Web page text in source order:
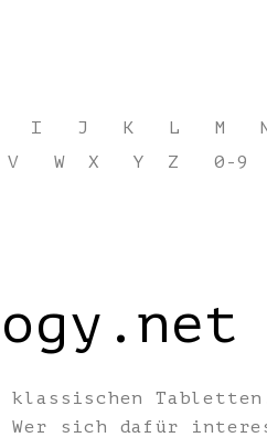
I J K L M
V W X Y Z 0-9
sich dafür